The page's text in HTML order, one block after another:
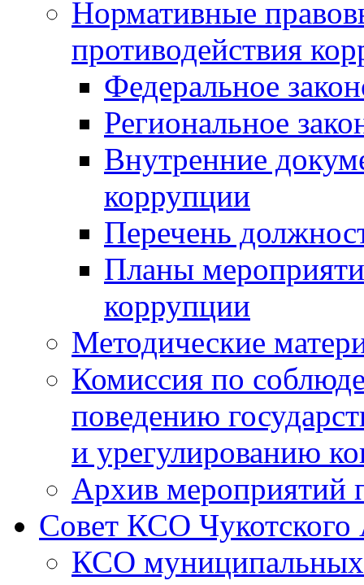
Нормативные
противодействия
Федеральное
Региональное
Внутренние
коррупции
Перечень
Планы
коррупции
Методические
Комиссия по
поведению
и урегулированию
Архив мероприятий
Совет КСО
КСО муниципальных